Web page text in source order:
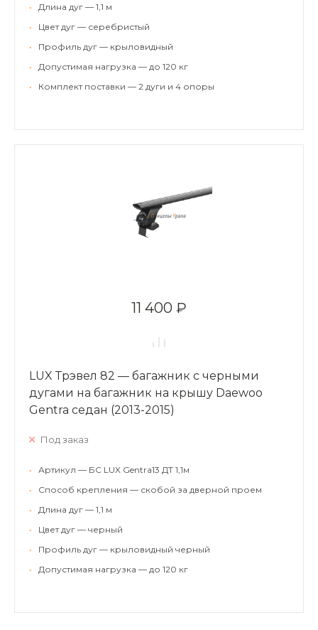
•
Длина дуг — 1,1 м
•
Цвет дуг — серебристый
•
Профиль дуг — крыловидный
•
Допустимая нагрузка — до 120 кг
•
Комплект поставки — 2 дуги и 4 опоры
11 400 ₽
LUX Трэвел 82 — багажник с черными
дугами на багажник на крышу Daewoo
Gentra седан (2013-2015)
Под заказ
•
Артикул — БС LUX Gentra13 ДТ 1,1м
•
Способ крепления — скобой за дверной проем
•
Длина дуг — 1,1 м
•
Цвет дуг — черный
•
Профиль дуг — крыловидный черный
•
Допустимая нагрузка — до 120 кг